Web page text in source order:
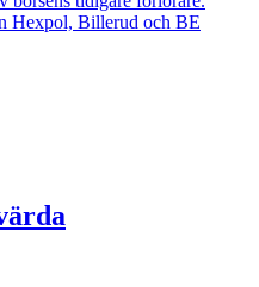
Hexpol, Billerud och BE